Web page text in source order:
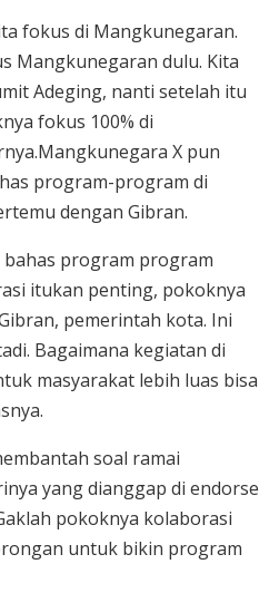
fokus di Mangkunegaran.
Mangkunegaran dulu. Kita
Adeging, nanti setelah itu
fokus 100% di
X pun
program-program di
dengan Gibran.
bahas program program
itukan penting, pokoknya
pemerintah kota. Ini
Bagaimana kegiatan di
masyarakat lebih luas bisa
soal ramai
yang dianggap di endorse
pokoknya kolaborasi
untuk bikin program